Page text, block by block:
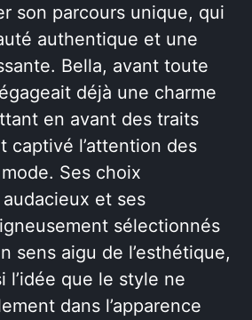
son parcours unique, qui
authentique et une
Bella, avant toute
déjà une charme
en avant des traits
captivé l’attention des
Ses choix
et ses
sélectionnés
sens aigu de l’esthétique,
l’idée que le style ne
dans l’apparence